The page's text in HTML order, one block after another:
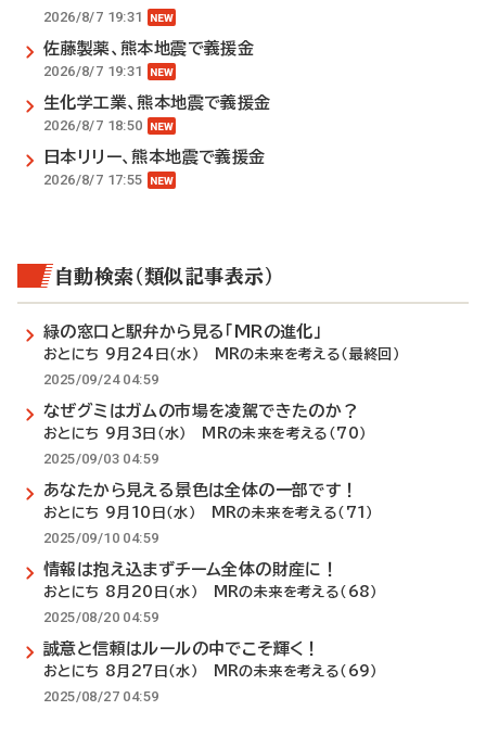
2026/8/7 19:31
佐藤製薬、熊本地震で義援金
2026/8/7 19:31
生化学工業、熊本地震で義援金
2026/8/7 18:50
日本リリー、熊本地震で義援金
2026/8/7 17:55
自動検索（類似記事表示）
緑の窓口と駅弁から見る「MRの進化」
おとにち 9月24日（水） MRの未来を考える（最終回）
2025/09/24 04:59
なぜグミはガムの市場を凌駕できたのか？
おとにち 9月3日（水） MRの未来を考える（70）
2025/09/03 04:59
あなたから見える景色は全体の一部です！
おとにち 9月10日（水） MRの未来を考える（71）
2025/09/10 04:59
情報は抱え込まずチーム全体の財産に！
おとにち 8月20日（水） MRの未来を考える（68）
2025/08/20 04:59
誠意と信頼はルールの中でこそ輝く！
おとにち 8月27日（水） MRの未来を考える（69）
2025/08/27 04:59